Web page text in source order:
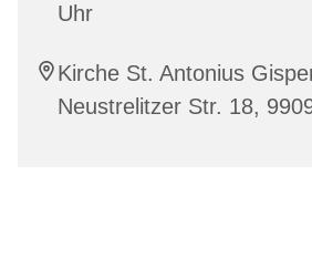
Uhr
Kirche St. Antonius
Neustrelitzer Str. 18,